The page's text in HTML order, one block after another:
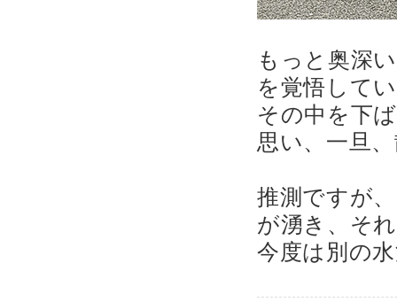
もっと奥深
を覚悟して
その中を下
思い、一旦
推測ですが
が湧き、そ
今度は別の